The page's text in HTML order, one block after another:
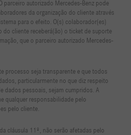
parceiro autorizado Mercedes-Benz pode
da organização do cliente através
para o efeito. O(s) colaborador(es)
do cliente receberá(ão) o ticket de suporte
que o parceiro autorizado Mercedes-
processo seja transparente e que todos
particularmente no que diz respeito
dados pessoais, sejam cumpridos. A
qualquer responsabilidade pelo
pelo cliente.
cláusula 11º, não serão afetadas pelo